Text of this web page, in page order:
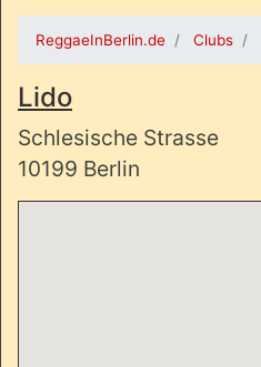
ReggaeInBerlin.de Clubs
Lido
Schlesische Strasse
10199 Berlin